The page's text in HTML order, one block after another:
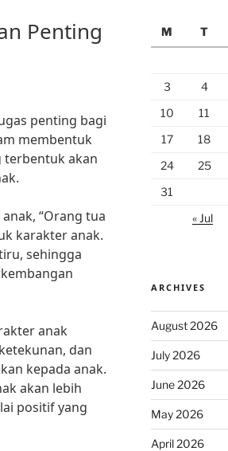
Penting
penting bagi
membentuk
terbentuk akan
“Orang tua
karakter anak.
sehingga
anak
dan
kepada anak.
akan lebih
positif yang
M
T
3
4
10
11
17
18
24
25
31
« Jul
ARCHIVES
August 2026
July 2026
June 2026
May 2026
April 2026